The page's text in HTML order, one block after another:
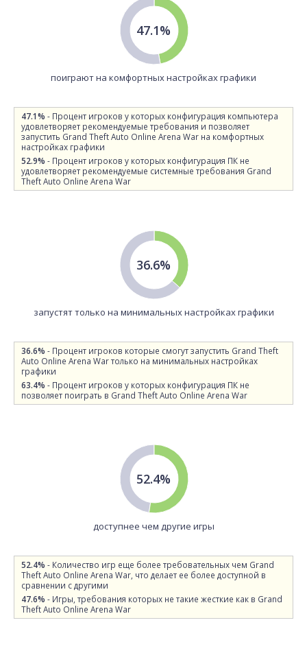
47.1%
поиграют на комфортных настройках графики
47.1% - Процент игроков у которых конфигурация компьютера
удовлетворяет рекомендуемые требования и позволяет
запустить Grand Theft Auto Online Arena War на комфортных
настройках графики
52.9% - Процент игроков у которых конфигурация ПК не
удовлетворяет рекомендуемые системные требования Grand
Theft Auto Online Arena War
36.6%
запустят только на минимальных настройках графики
36.6% - Процент игроков которые смогут запустить Grand Theft
Auto Online Arena War только на минимальных настройках
графики
63.4% - Процент игроков у которых конфигурация ПК не
позволяет поиграть в Grand Theft Auto Online Arena War
52.4%
доступнее чем другие игры
52.4% - Количество игр еще более требовательных чем Grand
Theft Auto Online Arena War, что делает ее более доступной в
сравнении с другими
47.6% - Игры, требования которых не такие жесткие как в Grand
Theft Auto Online Arena War